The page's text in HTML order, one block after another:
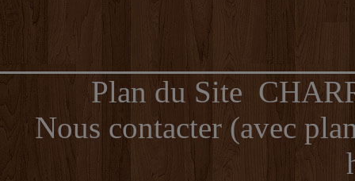
Plan du Site
Nous contacter (avec